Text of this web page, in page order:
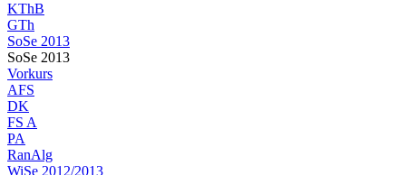
KThB
GTh
SoSe 2013
SoSe 2013
Vorkurs
AFS
DK
FS A
PA
RanAlg
WiSe 2012/2013